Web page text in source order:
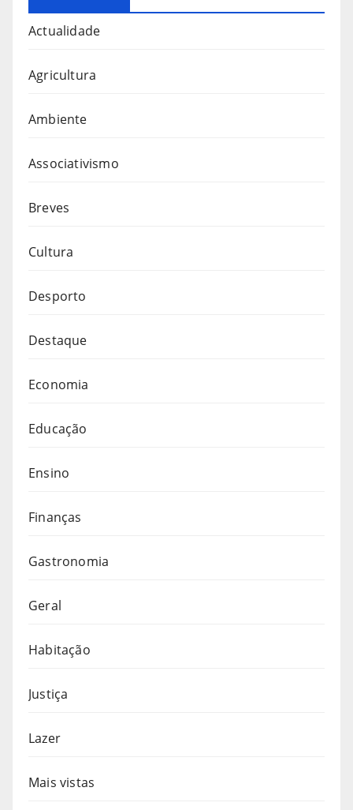
Actualidade
Agricultura
Ambiente
Associativismo
Breves
Cultura
Desporto
Destaque
Economia
Educação
Ensino
Finanças
Gastronomia
Geral
Habitação
Justiça
Lazer
Mais vistas